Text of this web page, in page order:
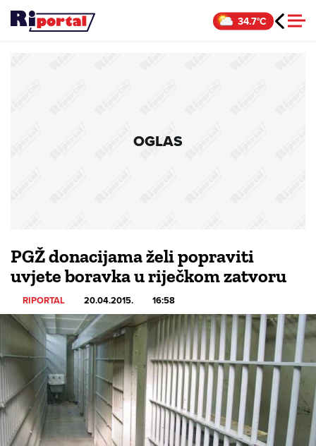
Skip
34.7°C
OGLAS
PGŽ donacijama želi popraviti
uvjete boravka u riječkom zatvoru
RIPORTAL 20.04.2015. 16:58